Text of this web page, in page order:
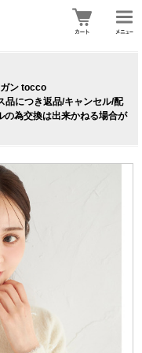
ン tocco
につき返品/キャンセル/配
の為交換は出来かねる場合が